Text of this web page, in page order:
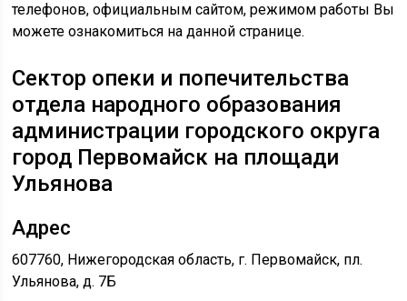
телефонов, официальным сайтом, режимом работы Вы
можете ознакомиться на данной странице.
Сектор опеки и попечительства
отдела народного образования
администрации городского округа
город Первомайск на площади
Ульянова
Адрес
607760, Нижегородская область, г. Первомайск, пл.
Ульянова, д. 7Б